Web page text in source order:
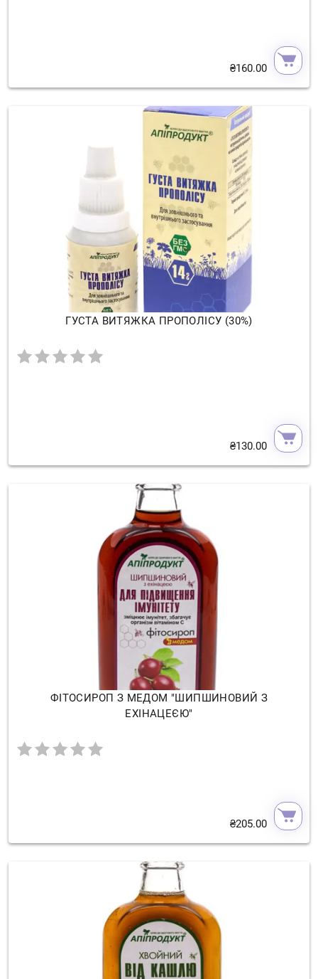
₴160.00
ГУСТА ВИТЯЖКА ПРОПОЛІСУ (30%)
₴130.00
ФІТОСИРОП З МЕДОМ "ШИПШИНОВИЙ З
ЕХІНАЦЕЄЮ"
₴205.00